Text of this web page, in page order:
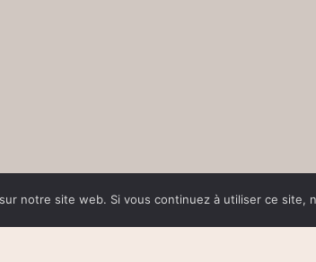
notre site web. Si vous continuez à utiliser ce site,